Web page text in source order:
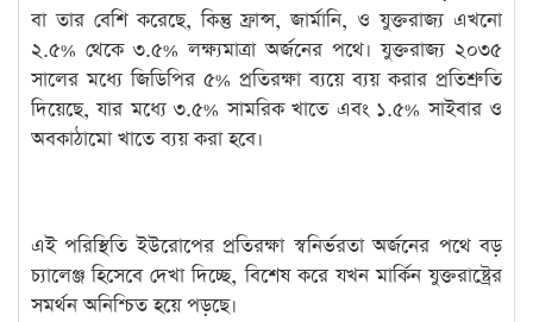
বা তার বেশি করেছে, কিন্তু ফ্রান্স, জার্মানি, ও যুক্তরাজ্য এখনো
২.৫% থেকে ৩.৫% লক্ষ্যমাত্রা অর্জনের পথে। যুক্তরাজ্য ২০৩৫
সালের মধ্যে জিডিপির ৫% প্রতিরক্ষা ব্যয়ে ব্যয় করার প্রতিশ্রুতি
দিয়েছে, যার মধ্যে ৩.৫% সামরিক খাতে এবং ১.৫% সাইবার ও
অবকাঠামো খাতে ব্যয় করা হবে।
এই পরিস্থিতি ইউরোপের প্রতিরক্ষা স্বনির্ভরতা অর্জনের পথে বড়
চ্যালেঞ্জ হিসেবে দেখা দিচ্ছে, বিশেষ করে যখন মার্কিন যুক্তরাষ্ট্রের
সমর্থন অনিশ্চিত হয়ে পড়ছে।